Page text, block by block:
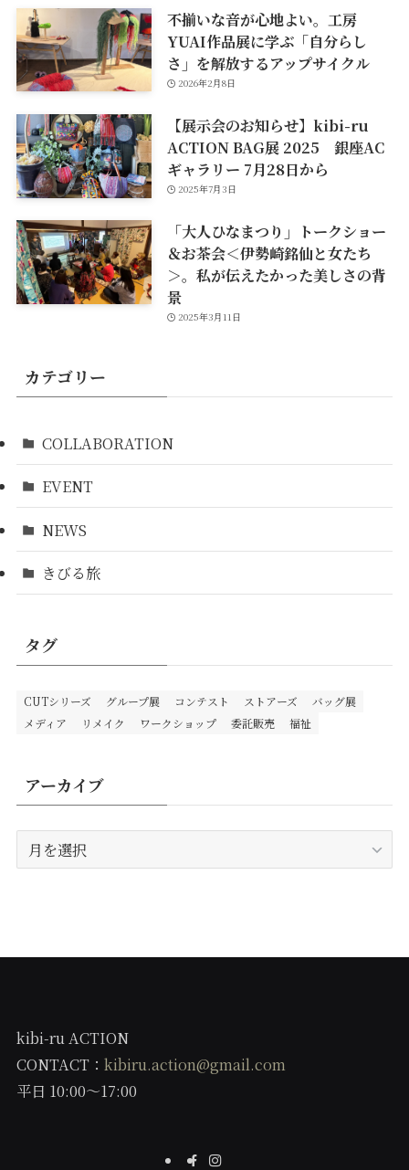
不揃いな音が心地よい。工房
YUAI作品展に学ぶ「自分らし
さ」を解放するアップサイクル
2026年2月8日
【展示会のお知らせ】kibi-ru
ACTION BAG展 2025 銀座AC
ギャラリー 7月28日から
2025年7月3日
「大人ひなまつり」トークショー
＆お茶会＜伊勢崎銘仙と女たち
＞。私が伝えたかった美しさの背
景
2025年3月11日
カテゴリー
COLLABORATION
EVENT
NEWS
きびる旅
タグ
CUTシリーズ グループ展 コンテスト ストアーズ
バッグ展
メディア
リメイク ワークショップ 委託販売 福祉
アーカイブ
ー
kibi-ru ACTION
CONTACT： kibiru.action@gmail.com
平日 10:00〜17:00